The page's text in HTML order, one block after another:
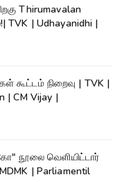
Thirumavalan
| Udhayanidhi |
கூட்டம் நிறைவு | TVK |
| CM Vijay |
நூலை வெளியிட்டார்
| Parliamentil